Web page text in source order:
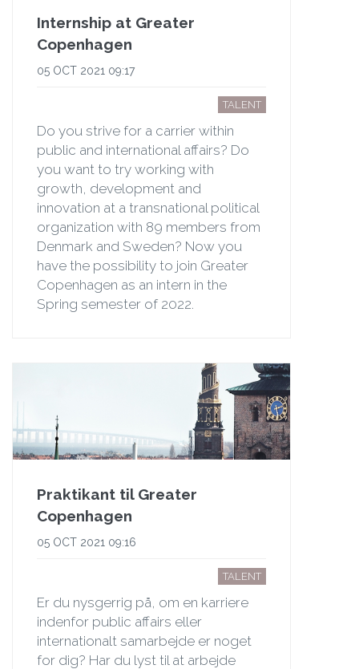
Internship at Greater
Copenhagen
05 OCT 2021 09:17
TALENT
Do you strive for a carrier within
public and international affairs? Do
you want to try working with
growth, development and
innovation at a transnational political
organization with 89 members from
Denmark and Sweden? Now you
have the possibility to join Greater
Copenhagen as an intern in the
Spring semester of 2022.
Praktikant til Greater
Copenhagen
05 OCT 2021 09:16
TALENT
Er du nysgerrig på, om en karriere
indenfor public affairs eller
internationalt samarbejde er noget
for dig? Har du lyst til at arbejde